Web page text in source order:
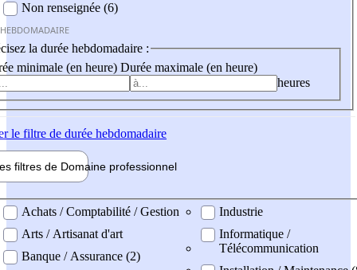
Non renseignée (6)
la durée hebdomadaire :
minimale (en heure) Durée maximale (en heure)
heures
le filtre de durée hebdomadaire
filtres de Domaine professionnel
professionel
Achats / Comptabilité / Gestion
Arts / Artisanat d'art
Banque / Assurance (2)
Industrie
Informatique /
Télécommunication